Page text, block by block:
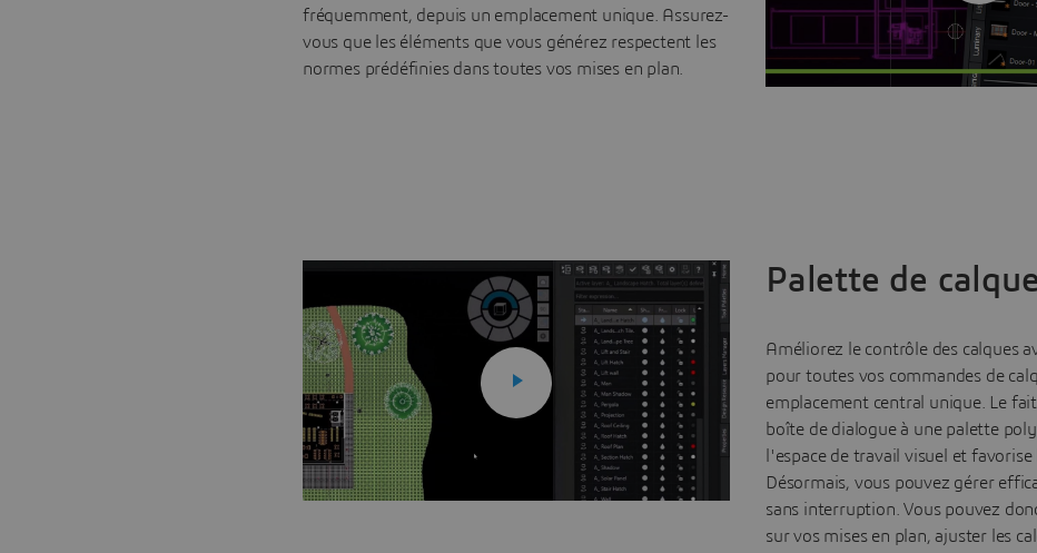
fréquemment, depuis un emplacement unique. Assurez-
vous que les éléments que vous générez respectent les
normes prédéfinies dans toutes vos mises en plan.
Palette de
Améliorez le contrôle des calques
pour toutes vos commandes de
emplacement central unique. Le
boîte de dialogue à une palette
l'espace de travail visuel et
Désormais, vous pouvez gérer
sans interruption. Vous pouvez
sur vos mises en plan, ajuster les